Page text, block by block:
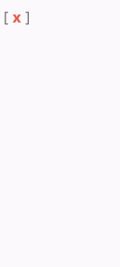
[ x ]